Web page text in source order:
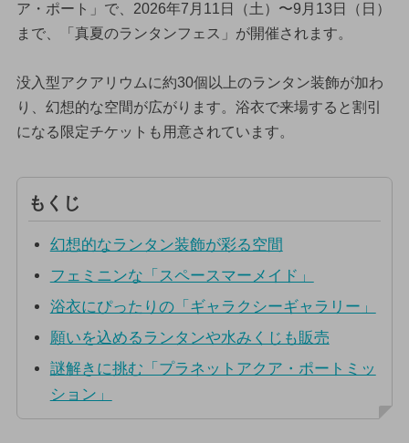
ア・ポート」で、2026年7月11日（土）〜9月13日（日）
まで、「真夏のランタンフェス」が開催されます。
没入型アクアリウムに約30個以上のランタン装飾が加わ
り、幻想的な空間が広がります。浴衣で来場すると割引
になる限定チケットも用意されています。
もくじ
幻想的なランタン装飾が彩る空間
フェミニンな「スペースマーメイド」
浴衣にぴったりの「ギャラクシーギャラリー」
願いを込めるランタンや水みくじも販売
謎解きに挑む「プラネットアクア・ポートミッ
ション」